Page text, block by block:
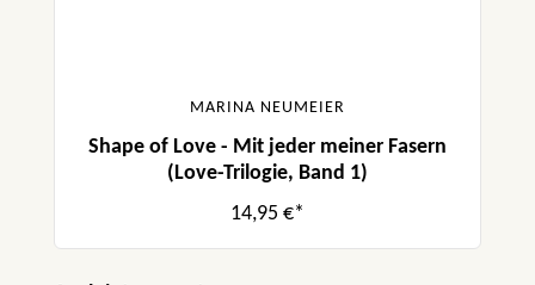
MARINA NEUMEIER
Shape of Love - Mit jeder meiner Fasern
(Love-Trilogie, Band 1)
14,95 €*